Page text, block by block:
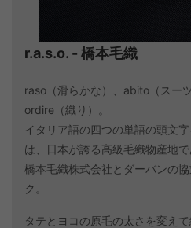
r.a.s.o. - 橋本毛織
raso（滑らかな）、abito（スー
ordire（織り）。
イタリア語の四つの単語の頭文
は、日本が誇る高級毛織物産地
橋本毛織株式会社とダーバンの
ク。
タテとヨコの原毛の太さを変え